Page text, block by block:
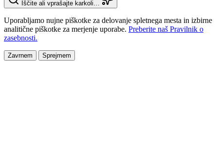
Iščite ali vprašajte karkoli…
Uporabljamo nujne piškotke za delovanje spletnega mesta in izbirne
analitične piškotke za merjenje uporabe. Preberite naš Pravilnik o
zasebnosti.
Zavrnem Sprejmem